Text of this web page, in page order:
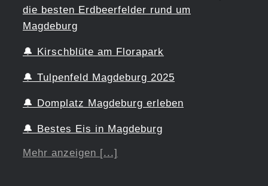
die besten Erdbeerfelder rund um
Magdeburg
🔔 Kirschblüte am Florapark
🔔 Tulpenfeld Magdeburg 2025
🔔 Domplatz Magdeburg erleben
🔔 Bestes Eis in Magdeburg
Mehr anzeigen [...]